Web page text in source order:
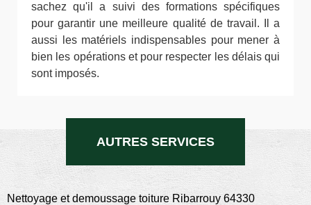
sachez qu'il a suivi des formations spécifiques
pour garantir une meilleure qualité de travail. Il a
aussi les matériels indispensables pour mener à
bien les opérations et pour respecter les délais qui
sont imposés.
AUTRES SERVICES
Nettoyage et demoussage toiture Ribarrouy 64330